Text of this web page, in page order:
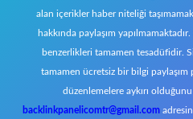
alan içerikler haber niteliği
hakkında paylaşım
benzerlikleri tamamen tesadüfidir.
tamamen ücretsiz bir bilgi
düzenlemelere aykırı
backlinkpanelicomtr@gmail.com